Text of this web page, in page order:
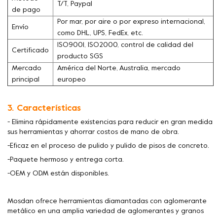
de pago
T/T, Paypal
Envío
Por mar, por aire o por expreso internacional,
como DHL, UPS, FedEx, etc.
Certificado
ISO9001, ISO2000, control de calidad del
producto SGS
Mercado
principal
América del Norte, Australia, mercado
europeo
3. Características
- Elimina rápidamente existencias para reducir en gran medida
sus herramientas y ahorrar costos de mano de obra.
-Eficaz en el proceso de pulido y pulido de pisos de concreto.
-Paquete hermoso y entrega corta.
-OEM y ODM están disponibles.
Mosdan ofrece herramientas diamantadas con aglomerante
metálico en una amplia variedad de aglomerantes y granos